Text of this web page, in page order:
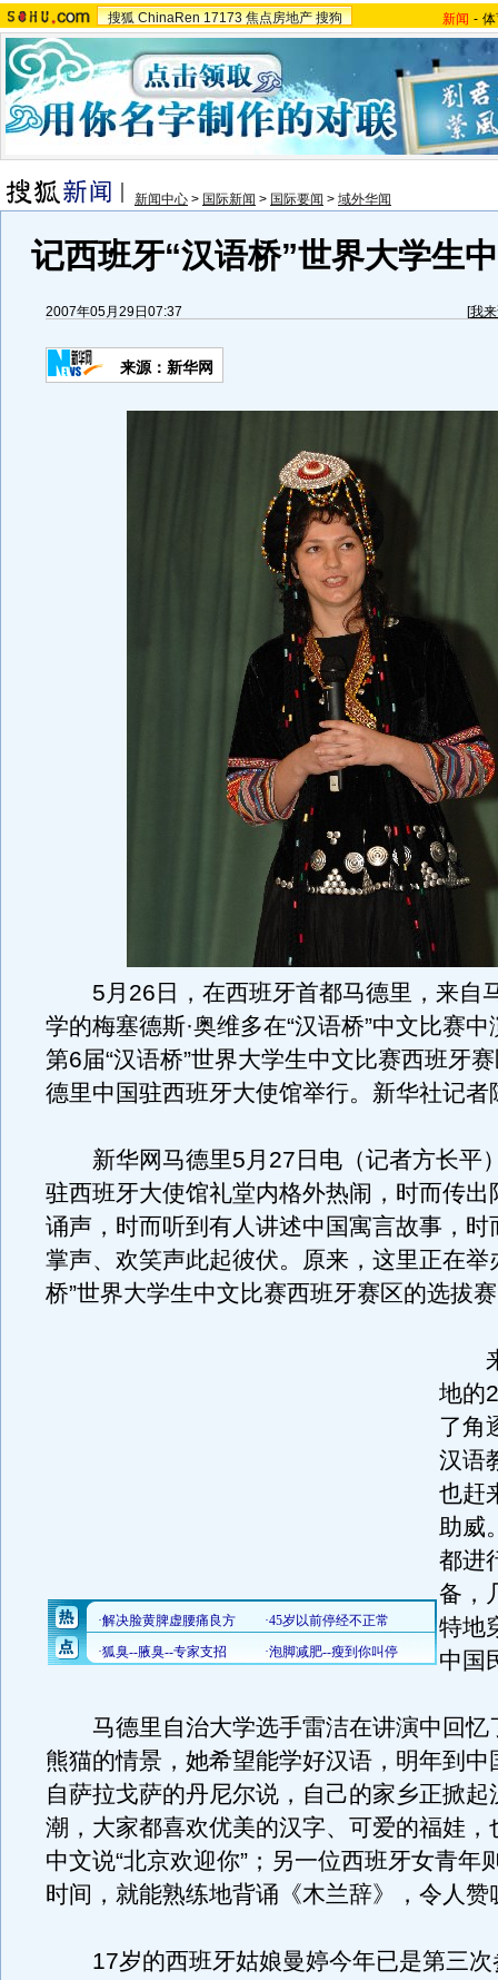
搜狐 ChinaRen 17173 焦点房地产 搜狗 新闻 -
新闻中心 > 国际新闻 > 国际要闻 > 域外华闻
记西班牙“汉语桥”世界大学生
2007年05月29日07:37 [我
来源：新华网
5月26日，在西班牙首都马德里，来自
学的梅塞德斯·奥维多在“汉语桥”中文比赛
第6届“汉语桥”世界大学生中文比赛西班牙
德里中国驻西班牙大使馆举行。新华社记者
新华网马德里5月27日电（记者方长平
驻西班牙大使馆礼堂内格外热闹，时而传出
诵声，时而听到有人讲述中国寓言故事，时
掌声、欢笑声此起彼伏。原来，这里正在举
桥”世界大学生中文比赛西班牙赛区的选拔
来
地的
了角
汉语
也赶
助威
都进
备，
特地
中国
马德里自治大学选手雷洁在讲演中回忆
熊猫的情景，她希望能学好汉语，明年到中
自萨拉戈萨的丹尼尔说，自己的家乡正掀起
潮，大家都喜欢优美的汉字、可爱的福娃，
中文说“北京欢迎你”；另一位西班牙女青年
时间，就能熟练地背诵《木兰辞》，令人赞
17岁的西班牙姑娘曼婷今年已是第三次